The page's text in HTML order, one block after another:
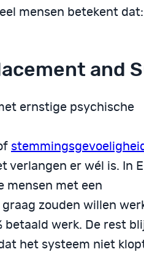
mensen betekent
and
ernstige psychische
verlangen er wél is. In
mensen met een
zouden willen
werk. De rest
het systeem niet